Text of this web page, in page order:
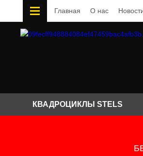
Главная О нас
КВАДРОЦИКЛЫ STELS